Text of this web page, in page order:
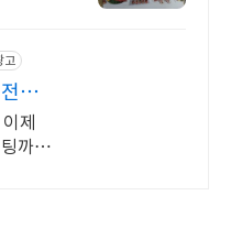
고
지
제
까지